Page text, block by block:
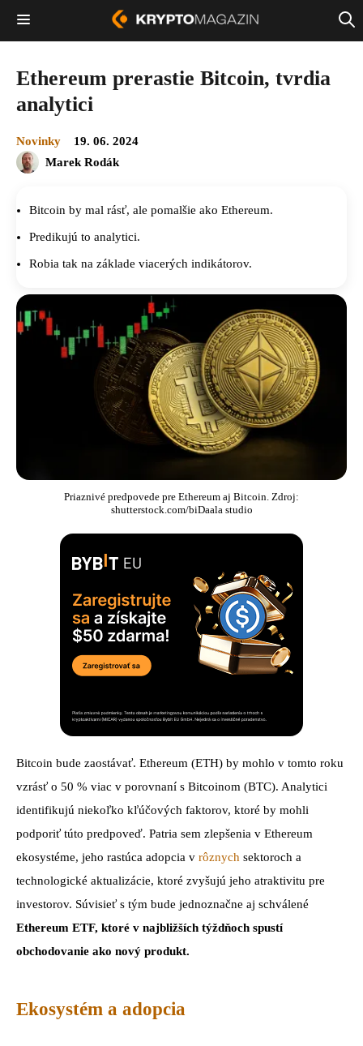
Ethereum prerastie Bitcoin, tvrdia
analytici
Novinky
19. 06. 2024
Marek Rodák
Bitcoin by mal rásť, ale pomalšie ako Ethereum.
Predikujú to analytici.
Robia tak na základe viacerých indikátorov.
Priaznivé predpovede pre Ethereum aj Bitcoin. Zdroj:
shutterstock.com/biDaala studio
Bitcoin bude zaostávať. Ethereum (ETH) by mohlo v tomto roku
vzrásť o 50 % viac v porovnaní s Bitcoinom (BTC). Analytici
identifikujú niekoľko kľúčových faktorov, ktoré by mohli
podporiť túto predpoveď. Patria sem zlepšenia v Ethereum
ekosystéme, jeho rastúca adopcia v rôznych sektoroch a
technologické aktualizácie, ktoré zvyšujú jeho atraktivitu pre
investorov. Súvisieť s tým bude jednoznačne aj schválené
Ethereum ETF, ktoré v najbližších týždňoch spustí
obchodovanie ako nový produkt.
Ekosystém a adopcia